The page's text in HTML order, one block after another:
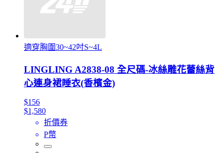
適穿胸圍30~42吋S~4L
LINGLING A2838-08 全尺碼-冰絲雕花蕾絲背
心連身裙睡衣(香檳金)
$156
$1,580
折價券
P幣